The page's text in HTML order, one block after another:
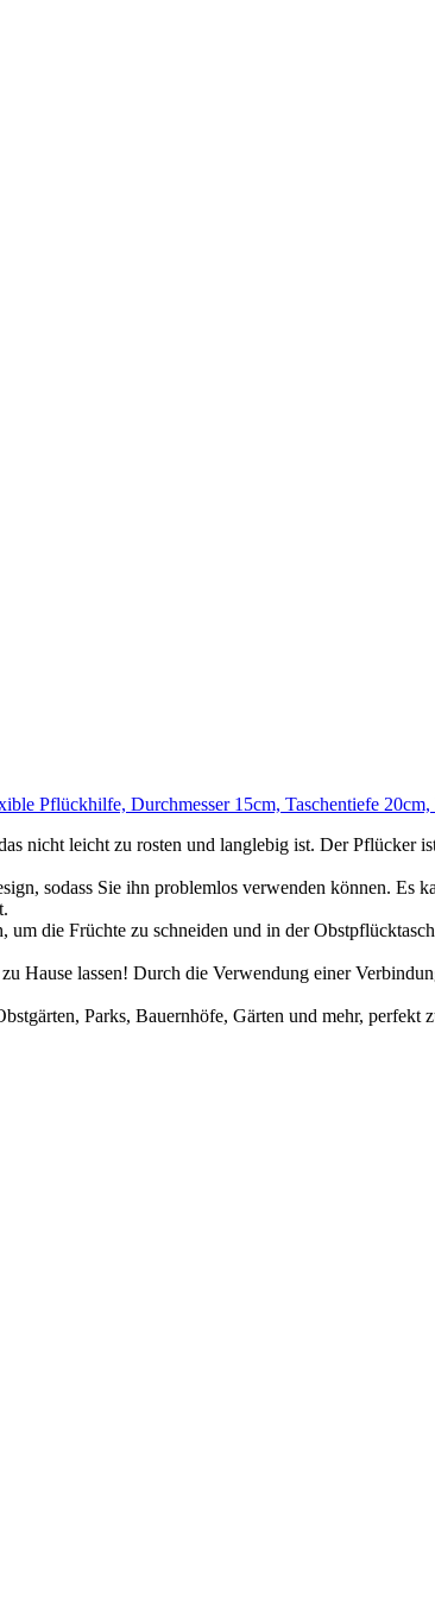
Pflückhilfe, Durchmesser 15cm, Taschentiefe
nicht leicht zu rosten und langlebig ist. Der Pflücker
sodass Sie ihn problemlos verwenden können.
die Früchte zu schneiden und in der
lassen! Durch die Verwendung einer
Parks, Bauernhöfe, Gärten und mehr,